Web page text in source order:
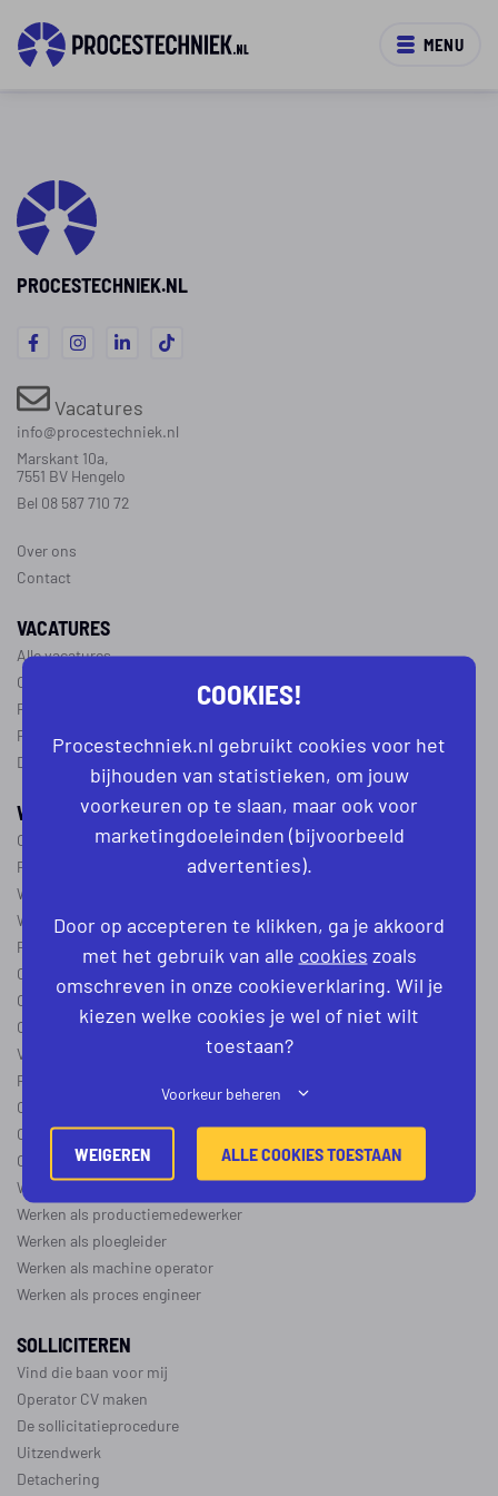
MENU
PROCESTECHNIEK.NL
Vacatures
info@procestechniek.nl
Marskant 10a,
7551 BV Hengelo
Bel 08 587 710 72
Over ons
Contact
VACATURES
Alle vacatures
Operator vacatures
Productiemedewerker vacatures
Ploegleider vacatures
Dagdienst vacatures
WERKEN IN DE PROCESTECHNIEK
Over de procestechniek
Ploegendienst
Wat is een procesoperator
Werken als procesoperator
Procesoperator in de
chemie, voedingsindustrie, farmacie
Operator A
Operator B
Operator C
Verschil operator A, B en C
Procesoperator salaris
Operator opleidingen
–vapro
Over de maakindustrie
Over de procesindustrie
Werken als monteur
Werken als productiemedewerker
Werken als ploegleider
Werken als machine operator
Werken als proces engineer
SOLLICITEREN
Vind die baan voor mij
Operator CV maken
De sollicitatieprocedure
Uitzendwerk
Detachering
COOKIES!
Procestechniek.nl gebruikt cookies voor het
bijhouden van statistieken, om jouw
voorkeuren op te slaan, maar ook voor
marketingdoeleinden (bijvoorbeeld
advertenties).
Door op accepteren te klikken, ga je akkoord
met het gebruik van alle cookies zoals
omschreven in onze cookieverklaring. Wil je
kiezen welke cookies je wel of niet wilt
toestaan?
Voorkeur beheren
WEIGEREN ALLE COOKIES TOESTAAN